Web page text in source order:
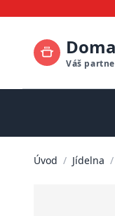
Váš
Úvod / Jídelna /